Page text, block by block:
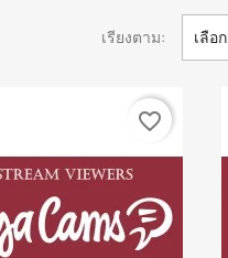
เรียงตาม: เลือก
favorite_border